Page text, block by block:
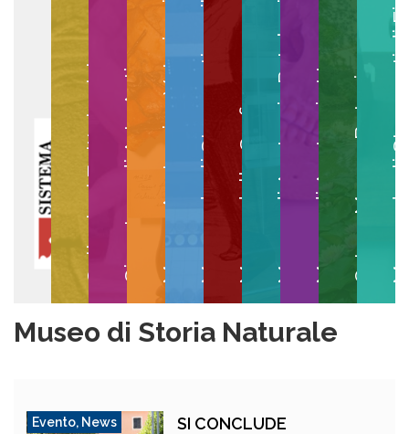
Collezioni EgittologicheGipsoteca di Arte AnticaMuseo Anatomico VeterinarioMuseo degli Strumenti per il CalcoloMuseo della GraficaMuseo di Anatomia PatologicaMuseo di Anatomia UmanaOrto e Museo BotanicoMuseo degli
Museo di Storia Naturale
Evento, News
SI CONCLUDE